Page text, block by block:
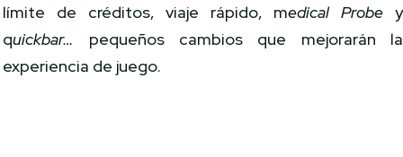
límite de créditos, viaje rápido, medical Probe y
quickbar… pequeños cambios que mejorarán la
experiencia de juego.